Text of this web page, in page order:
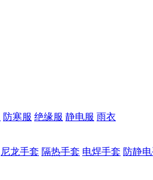
防寒服 绝缘服 静电服 雨衣
尼龙手套 隔热手套 电焊手套 防静